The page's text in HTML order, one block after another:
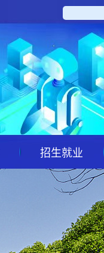
招生就业